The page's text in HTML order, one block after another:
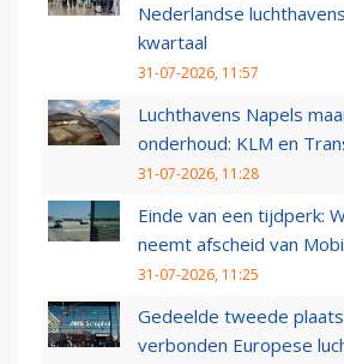
Nederlandse
kwartaal
31-07-2026, 11:57
Luchthavens Napels
onderhoud: KLM en
31-07-2026, 11:28
Einde van een tijdperk:
neemt afscheid van
31-07-2026, 11:25
Gedeelde tweede
verbonden Europese